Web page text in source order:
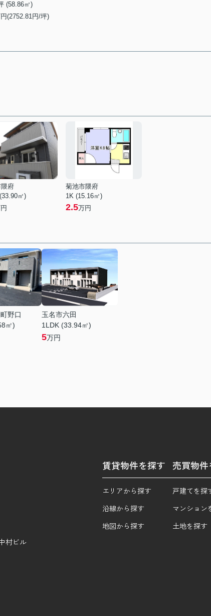
(58.86㎡)
(2752.81円/坪)
府
㎡)
菊池市隈府
1K (15.16㎡)
2.5万円
野口
㎡)
玉名市六田
1LDK (33.94㎡)
5万円
村ビル
賃貸物件を探す
エリアから探す
沿線から探す
地図から探す
売買物
戸建てを探
マンション
土地を探す